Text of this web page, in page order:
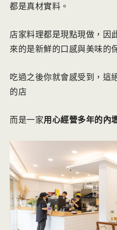
都是真材實料。
店家料理都是現點現做，因
來的是新鮮的口感與美味的
吃過之後你就會感受到，這
的店
而是一家用心經營多年的內